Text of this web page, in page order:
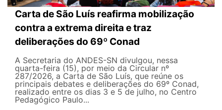
Carta de São Luís reafirma mobilização
contra a extrema direita e traz
deliberações do 69º Conad
A Secretaria do ANDES-SN divulgou, nessa
quarta-feira (15), por meio da Circular nº
287/2026, a Carta de São Luís, que reúne os
principais debates e deliberações do 69º Conad,
realizado entre os dias 3 e 5 de julho, no Centro
Pedagógico Paulo...